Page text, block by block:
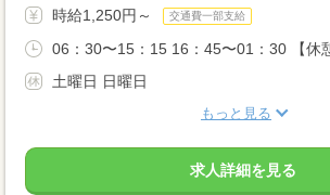
時給1,250円～ 交通費一部支給
06：30〜15：15 16：45〜01：30 【休
土曜日 日曜日
もっと見る
求人詳細を見る